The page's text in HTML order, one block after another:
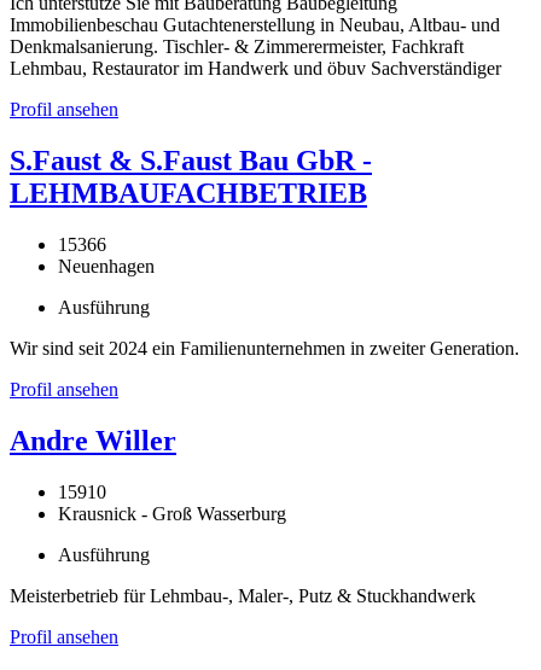
Immobilienbeschau Gutachtenerstellung in Neubau, Altbau- und
Denkmalsanierung. Tischler- & Zimmerermeister, Fachkraft
Lehmbau, Restaurator im Handwerk und öbuv Sachverständiger
Profil ansehen
S.Faust & S.Faust Bau GbR -
LEHMBAUFACHBETRIEB
15366
Neuenhagen
Ausführung
Wir sind seit 2024 ein Familienunternehmen in zweiter Generation.
Profil ansehen
Andre Willer
15910
Krausnick - Groß Wasserburg
Ausführung
Meisterbetrieb für Lehmbau-, Maler-, Putz & Stuckhandwerk
Profil ansehen